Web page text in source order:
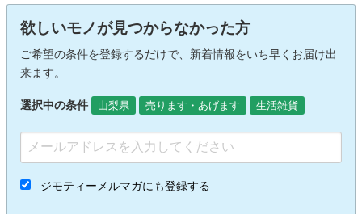
欲しいモノが見つからなかった方
ご希望の条件を登録するだけで、新着情報をいち早くお届け出
来ます。
選択中の条件 山梨県 売ります・あげます 生活雑貨
ジモティーメルマガにも登録する